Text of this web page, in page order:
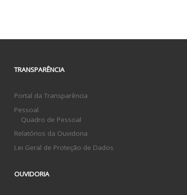
TRANSPARÊNCIA
Portal da Transparência
Pessoal
Quadro de Pessoal
Relatórios da Ouvidoria
Lei Geral de Proteção de Dados
OUVIDORIA